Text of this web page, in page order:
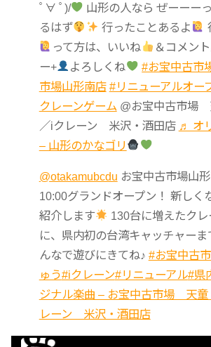
ﾟ∀ ﾟ)/
山形の人なら ぜーーー
るはず
行ったことあるよ
って方は、いいね
＆コメン
ー+
よろしくね #お宝中古市
市場山形南店 #リニューアルオー
クレーンゲーム @お宝中古市場
／iクレーン 米沢・酒田店 ♬ オ
– 山形のかなゴリ
@otakamubcdu お宝中古市場山
10:00グランドオープン！ 新しく
紹介します
130台に増えたクレ
に、県内初の台湾キャッチャーま
んなで遊びにきてね♪ #お宝中古
ゅう#iクレーン#リニューアル#県
ジナル楽曲 – お宝中古市場 天童
レーン 米沢・酒田店